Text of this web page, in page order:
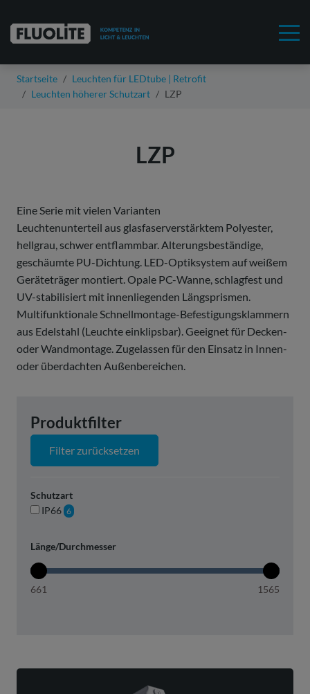
Startseite
Leuchten für LEDtube | Retrofit
Leuchten höherer Schutzart
LZP
LZP
Eine Serie mit vielen Varianten
Leuchtenunterteil aus glasfaserverstärktem Polyester,
hellgrau, schwer entflammbar. Alterungsbeständige,
geschäumte PU-Dichtung. LED-Optiksystem auf weißem
Geräteträger montiert. Opale PC-Wanne, schlagfest und
UV-stabilisiert mit innenliegenden Längsprismen.
Multifunktionale Schnellmontage-Befestigungsklammern
aus Edelstahl (Leuchte ein­klipsbar). Geeignet für Decken-
oder Wandmontage. Zugelassen für den Einsatz in Innen-
oder überdachten Außenbereichen.
Produktfilter
Filter zurücksetzen
Schutzart
IP66 6
Länge/Durchmesser
661 1565